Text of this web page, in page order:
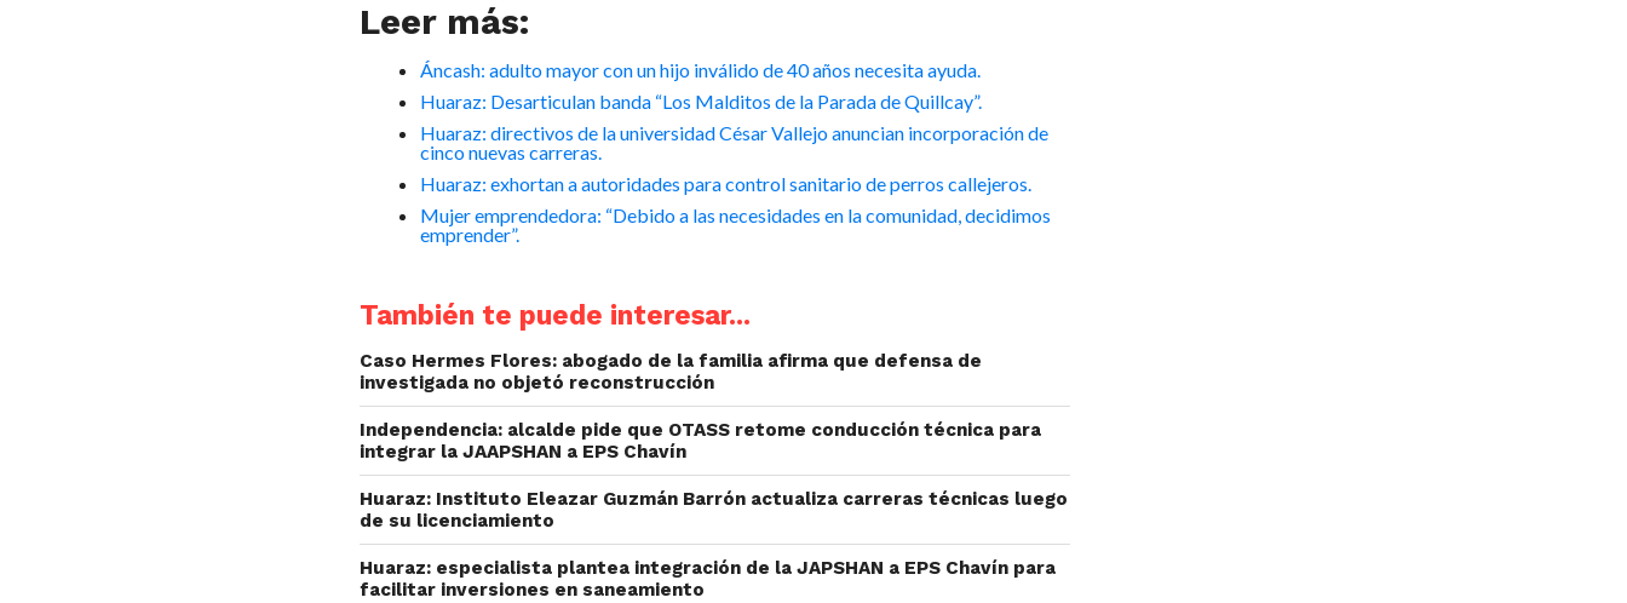
Leer más:
Áncash: adulto mayor con un hijo inválido de 40 años necesita ayuda.
Huaraz: Desarticulan banda “Los Malditos de la Parada de Quillcay”.
Huaraz: directivos de la universidad César Vallejo anuncian incorporación de
cinco nuevas carreras.
Huaraz: exhortan a autoridades para control sanitario de perros callejeros.
Mujer emprendedora: “Debido a las necesidades en la comunidad, decidimos
emprender”.
También te puede interesar...
Caso Hermes Flores: abogado de la familia afirma que defensa de
investigada no objetó reconstrucción
Independencia: alcalde pide que OTASS retome conducción técnica para
integrar la JAAPSHAN a EPS Chavín
Huaraz: Instituto Eleazar Guzmán Barrón actualiza carreras técnicas luego
de su licenciamiento
Huaraz: especialista plantea integración de la JAPSHAN a EPS Chavín para
facilitar inversiones en saneamiento